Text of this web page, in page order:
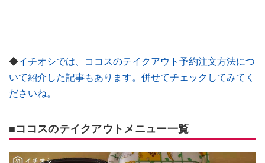
◆イチオシでは、ココスのテイクアウト予約注文方法につ
いて紹介した記事もあります。併せてチェックしてみてく
ださいね。
■ココスのテイクアウトメニュー一覧